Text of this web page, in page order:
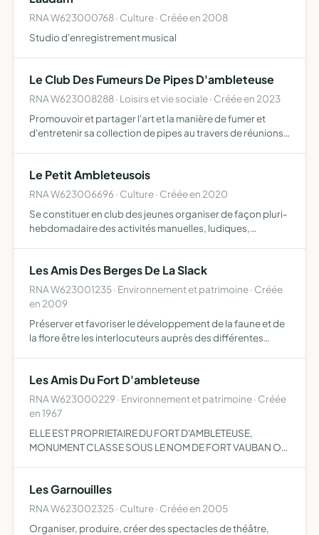
RNA W623000768 · Culture · Créée en 2008
Studio d'enregistrement musical
Le Club Des Fumeurs De Pipes D'ambleteuse
RNA W623008288 · Loisirs et vie sociale · Créée en 2023
Promouvoir et partager l'art et la manière de fumer et
d'entretenir sa collection de pipes au travers de réunions
Le Petit Ambleteusois
RNA W623006696 · Culture · Créée en 2020
Se constituer en club des jeunes organiser de façon pluri-
hebdomadaire des activités manuelles, ludiques,
braderi…
Les Amis Des Berges De La Slack
RNA W623001235 · Environnement et patrimoine · Créée
en 2009
Préserver et favoriser le développement de la faune et de
la flore être les interlocuteurs auprès des différentes
Les Amis Du Fort D'ambleteuse
RNA W623000229 · Environnement et patrimoine · Créée
en 1967
ELLE EST PROPRIETAIRE DU FORT D'AMBLETEUSE,
MONUMENT CLASSE SOUS LE NOM DE FORT VAUBAN OU
TOURSITIQUE VOUE A L INERVENTION ET A LA…
Les Garnouilles
RNA W623002325 · Culture · Créée en 2005
Organiser, produire, créer des spectacles de théâtre,